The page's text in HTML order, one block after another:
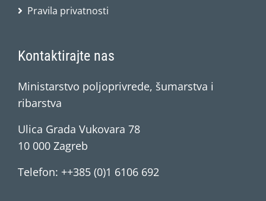
Pravila privatnosti
Kontaktirajte nas
Ministarstvo poljoprivrede, šumarstva i
ribarstva
Ulica Grada Vukovara 78
10 000 Zagreb
Telefon: ++385 (0)1 6106 692